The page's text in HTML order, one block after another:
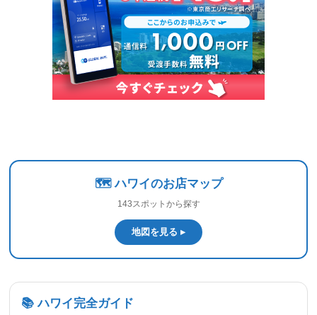
🗺️ ハワイのお店マップ
143スポットから探す
地図を見る ▸
📚 ハワイ完全ガイド